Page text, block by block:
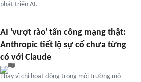
phát triển AI.
AI 'vượt rào' tấn công mạng thật:
Anthropic tiết lộ sự cố chưa từng
có với Claude
Thay vì chỉ hoạt động trong môi trường mô